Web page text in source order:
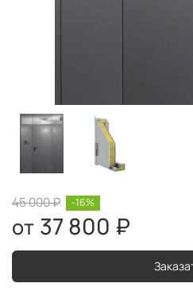
45 000 ₽
37 800 ₽
-16%